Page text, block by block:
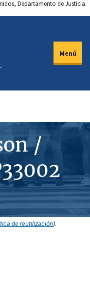
Departamento de Justicia.
Menú
/
de reutilización).